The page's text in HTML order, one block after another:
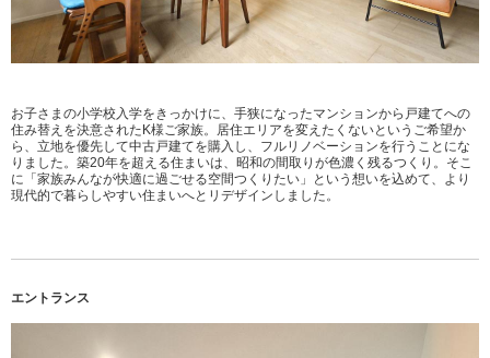
お子さまの小学校入学をきっかけに、手狭になったマンションから戸建てへの
住み替えを決意されたK様ご家族。居住エリアを変えたくないというご希望か
ら、立地を優先して中古戸建てを購入し、フルリノベーションを行うことにな
りました。築20年を超える住まいは、昭和の間取りが色濃く残るつくり。そこ
に「家族みんなが快適に過ごせる空間つくりたい」という想いを込めて、より
現代的で暮らしやすい住まいへとリデザインしました。
エントランス